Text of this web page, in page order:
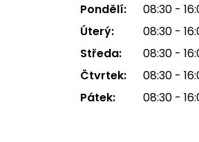
Pondělí:
08:30 -
Úterý:
08:30 -
Středa:
08:30 -
Čtvrtek:
08:30 -
Pátek:
08:30 -